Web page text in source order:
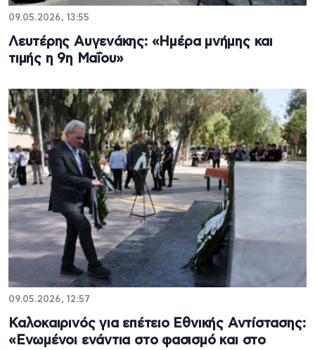
09.05.2026, 13:55
Λευτέρης Αυγενάκης: «Ημέρα μνήμης και
τιμής η 9η Μαΐου»
09.05.2026, 12:57
Καλοκαιρινός για επέτειο Εθνικής Αντίστασης:
«Ενωμένοι ενάντια στο φασισμό και στο